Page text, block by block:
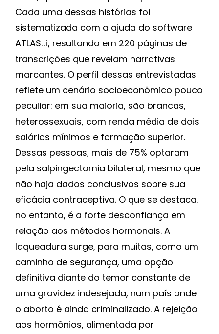
Cada uma dessas histórias foi
sistematizada com a ajuda do software
ATLAS.ti, resultando em 220 páginas de
transcrições que revelam narrativas
marcantes. O perfil dessas entrevistadas
reflete um cenário socioeconômico pouco
peculiar: em sua maioria, são brancas,
heterossexuais, com renda média de dois
salários mínimos e formação superior.
Dessas pessoas, mais de 75% optaram
pela salpingectomia bilateral, mesmo que
não haja dados conclusivos sobre sua
eficácia contraceptiva. O que se destaca,
no entanto, é a forte desconfiança em
relação aos métodos hormonais. A
laqueadura surge, para muitas, como um
caminho de segurança, uma opção
definitiva diante do temor constante de
uma gravidez indesejada, num país onde
o aborto é ainda criminalizado. A rejeição
aos hormônios, alimentada por